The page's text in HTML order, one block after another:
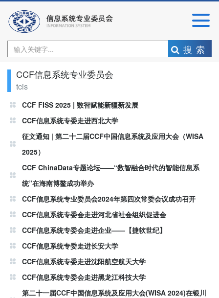
搜索
CCF信息系统专业委员会
tcis
CCF FISS 2025 | 数智赋能新疆新发展
CCF信息系统专委走进西北大学
征文通知 | 第二十二届CCF中国信息系统及应用大会（WISA
2025）
CCF ChinaData专题论坛——“数智融合时代的智能信息系
统”在海南博鳌成功举办
CCF信息系统专业委员会2024年第四次常委会议成功召开
CCF信息系统专委会走进河北省社会组织促进会
CCF信息系统专委会走进企业——【捷软世纪】
CCF信息系统专委走进长安大学
CCF信息系统专委走进沈阳航空航天大学
CCF信息系统专委会走进黑龙江科技大学
第二十一届CCF中国信息系统及应用大会(WISA 2024)在银川